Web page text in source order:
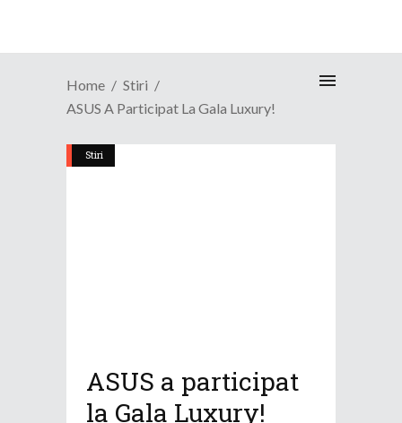
Home
Stiri
ASUS A Participat La Gala Luxury!
Stiri
ASUS a participat
la Gala Luxury!